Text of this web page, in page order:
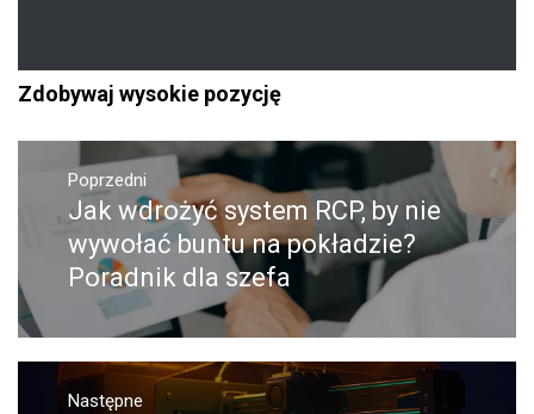
Zdobywaj wysokie pozycję
Nawigacja
wpisu
Poprzedni
Poprzedni
wpis:
Jak wdrożyć system RCP, by nie
wywołać buntu na pokładzie?
Poradnik dla szefa
Następne